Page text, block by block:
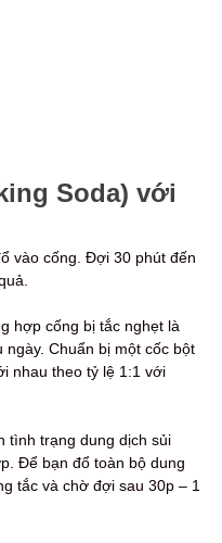
Soda) với
vào cống. Đợi 30 phút đến
hợp cống bị tắc nghẹt là
Chuẩn bị một cốc bột
nhau theo tỷ lệ 1:1 với
tình trạng dung dịch sủi
Để bạn đổ toàn bộ dung
tắc và chờ đợi sau 30p – 1